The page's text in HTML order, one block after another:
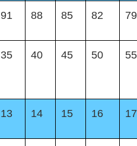
91 88 85 82 79
35 40 45 50 55
13 14 15 16 17